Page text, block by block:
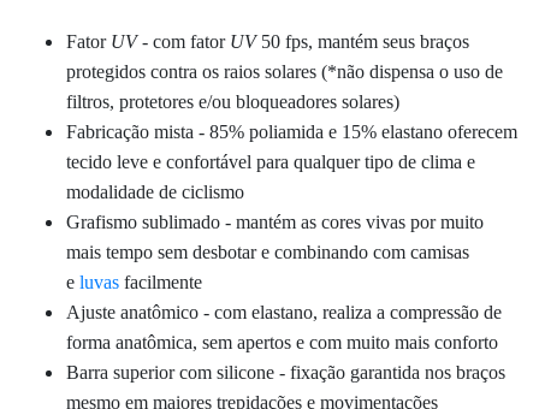
FatorUV- com fator UV50 fps, mantém seus braços
protegidos contra os raios solares (*não dispensa o uso de
filtros, protetores e/ou bloqueadores solares)
Fabricação mista - 85% poliamida e 15% elastano oferecem
tecido leve e confortável para qualquer tipo de clima e
modalidade de ciclismo
Grafismo sublimado - mantém as cores vivas por muito
mais tempo sem desbotar e combinando com camisas
e luvas facilmente
Ajuste anatômico - com elastano, realiza a compressão de
forma anatômica, sem apertos e com muito mais conforto
Barra superior com silicone - fixação garantida nos braços
mesmo em maiores trepidações e movimentações